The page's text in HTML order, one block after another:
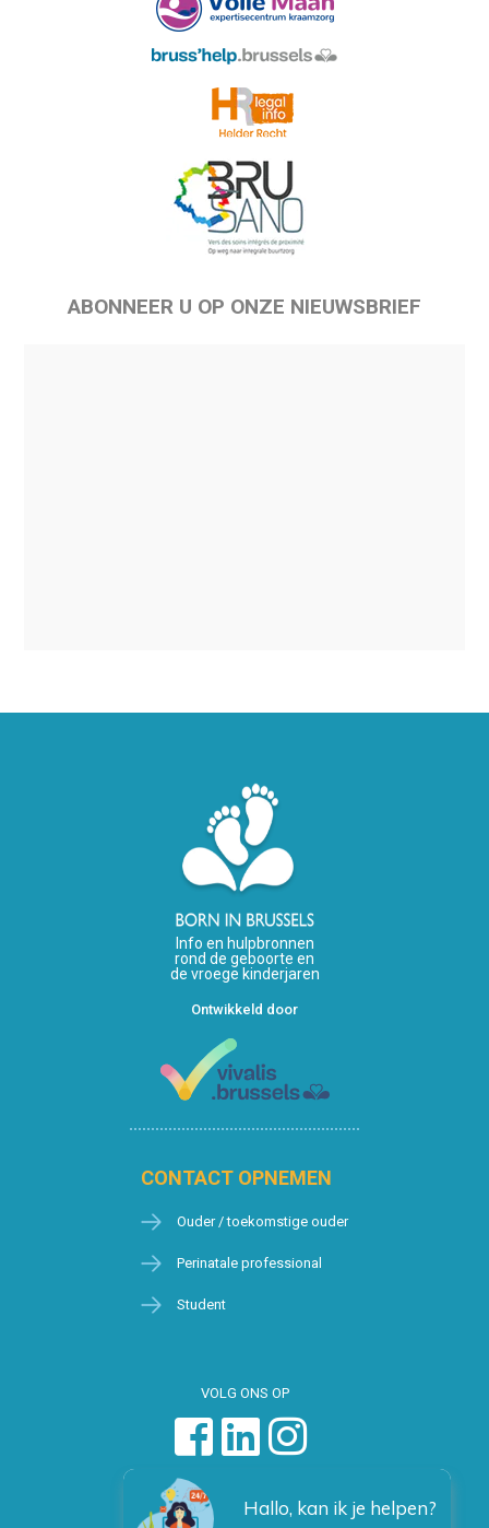
ABONNEER U OP ONZE NIEUWSBRIEF
Info en hulpbronnen
rond de geboorte en
de vroege kinderjaren
Ontwikkeld door
CONTACT OPNEMEN
Ouder / toekomstige ouder
Perinatale professional
Student
VOLG ONS OP
Hallo, kan ik je helpen?